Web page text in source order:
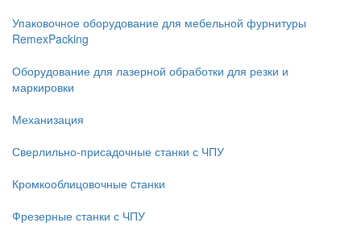
Упаковочное оборудование для мебельной фурнитуры
RemexPacking
Оборудование для лазерной обработки для резки и
маркировки
Механизация
Сверлильно-присадочные станки с ЧПУ
Кромкооблицовочные cтанки
Фрезерные станки с ЧПУ